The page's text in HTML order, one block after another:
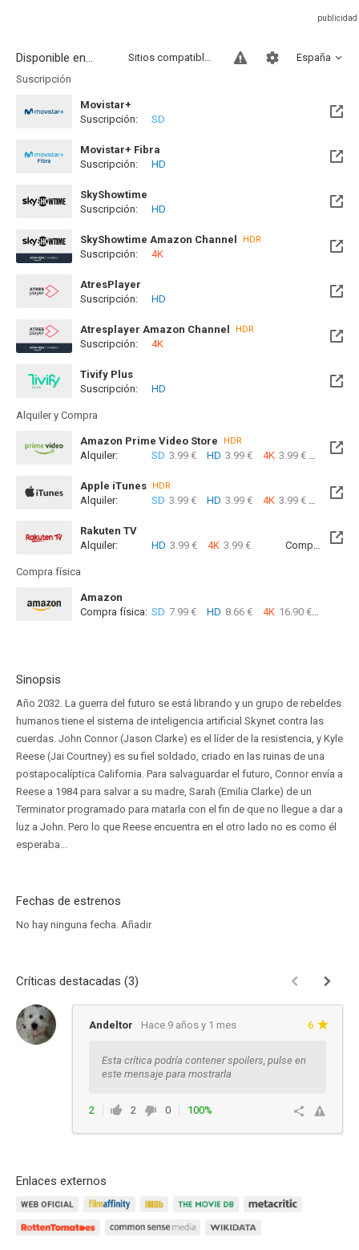
Disponible en... España
Sitios compatibles
Suscripción
Movistar+
Disponible hasta el Dom, 09 Ago 2026 (Quedan 2 días)
Suscripción: SD
Movistar+ Fibra
Disponible hasta el Sab, 31 Oct 2026 (Quedan 2 meses)
Suscripción: HD
SkyShowtime
Disponible hasta el Sab, 31 Oct 2026 (Quedan 2 meses)
Suscripción: HD
SkyShowtime Amazon Channel HDR
Suscripción: 4K
AtresPlayer
Suscripción:
HD
Atresplayer Amazon Channel HDR
Suscripción: 4K
Tivify Plus
Disponible hasta el Sab, 08 Ago 2026 (Quedan 2 días)
Suscripción: HD
Alquiler y Compra
Amazon Prime Video Store HDR
Alquiler: SD 3.99 € HD 3.99 € 4K 3.99 €
Apple iTunes HDR
Alquiler: SD 3.99 € HD 3.99 € 4K 3.99 €
Rakuten TV
Alquiler:
HD 3.99 € 4K 3.99 € Compra: SD
Compra física
Amazon
Compra física: SD 7.99 € HD 8.66 € 4K 16.90 €
Sinopsis
Año 2032. La guerra del futuro se está librando y un grupo de rebeldes
humanos tiene el sistema de inteligencia artificial Skynet contra las
cuerdas. John Connor (Jason Clarke) es el líder de la resistencia, y Kyle
Reese (Jai Courtney) es su fiel soldado, criado en las ruinas de una
postapocalíptica California. Para salvaguardar el futuro, Connor envía a
Reese a 1984 para salvar a su madre, Sarah (Emilia Clarke) de un
Terminator programado para matarla con el fin de que no llegue a dar a
luz a John. Pero lo que Reese encuentra en el otro lado no es como él
esperaba...
Fechas de estrenos
No hay ninguna fecha. Añadir
Críticas destacadas (3)
Andeltor Hace 9 años y 1 mes 6
Esta crítica podría contener spoilers, pulse en
este mensaje para mostrarla
2 2 0
100%
Enlaces externos